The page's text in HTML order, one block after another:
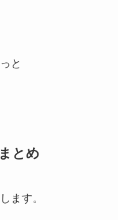
と
とめ
ます。